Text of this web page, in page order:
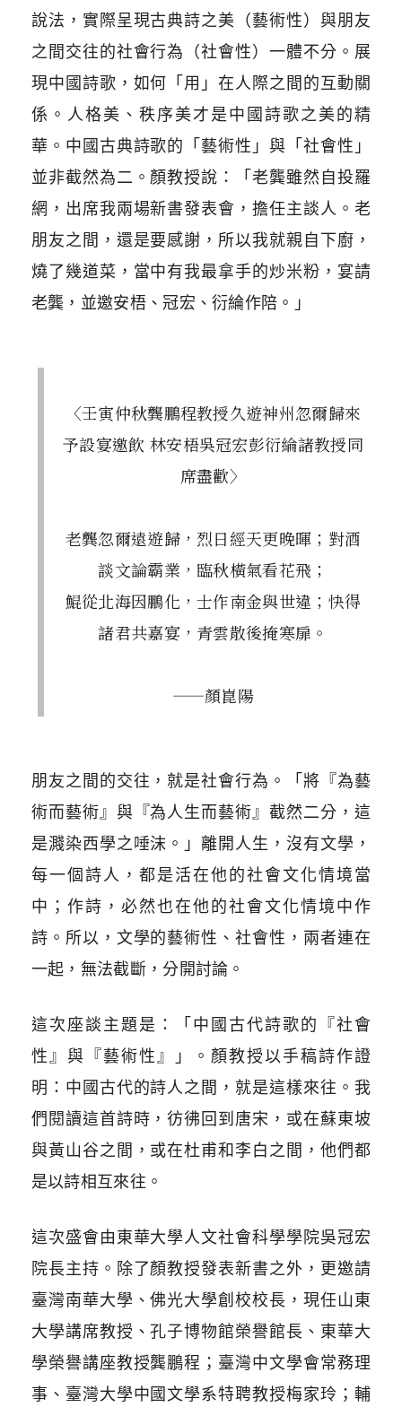
說法，實際呈現古典詩之美（藝術性）與朋友
之間交往的社會行為（社會性）一體不分。展
現中國詩歌，如何「用」在人際之間的互動關
係。人格美、秩序美才是中國詩歌之美的精
華。中國古典詩歌的「藝術性」與「社會性」
並非截然為二。顏教授說：「老龔雖然自投羅
網，出席我兩場新書發表會，擔任主談人。老
朋友之間，還是要感謝，所以我就親自下廚，
燒了幾道菜，當中有我最拿手的炒米粉，宴請
老龔，並邀安梧、冠宏、衍綸作陪。」
〈壬寅仲秋龔鵬程教授久遊神州忽爾歸來
予設宴邀飲 林安梧吳冠宏彭衍綸諸教授同
席盡歡〉
老龔忽爾遠遊歸，烈日經天更晚暉；對酒
談文論霸業，臨秋橫氣看花飛；
鯤從北海因鵬化，士作南金與世違；快得
諸君共嘉宴，青雲散後掩寒扉。
——顏崑陽
朋友之間的交往，就是社會行為。「將『為藝
術而藝術』與『為人生而藝術』截然二分，這
是濺染西學之唾沫。」離開人生，沒有文學，
每一個詩人，都是活在他的社會文化情境當
中；作詩，必然也在他的社會文化情境中作
詩。所以，文學的藝術性、社會性，兩者連在
一起，無法截斷，分開討論。
這次座談主題是：「中國古代詩歌的『社會
性』與『藝術性』」。顏教授以手稿詩作證
明：中國古代的詩人之間，就是這樣來往。我
們閱讀這首詩時，彷彿回到唐宋，或在蘇東坡
與黃山谷之間，或在杜甫和李白之間，他們都
是以詩相互來往。
這次盛會由東華大學人文社會科學學院吳冠宏
院長主持。除了顏教授發表新書之外，更邀請
臺灣南華大學、佛光大學創校校長，現任山東
大學講席教授、孔子博物館榮譽館長、東華大
學榮譽講座教授龔鵬程；臺灣中文學會常務理
事、臺灣大學中國文學系特聘教授梅家玲；輔